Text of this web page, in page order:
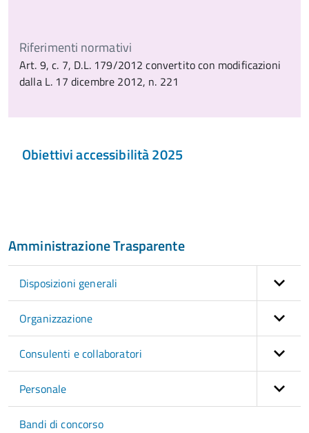
Riferimenti normativi
Art. 9, c. 7, D.L. 179/2012 convertito con modificazioni
dalla L. 17 dicembre 2012, n. 221
Obiettivi accessibilità 2025
Amministrazione Trasparente
Disposizioni generali
Organizzazione
Consulenti e collaboratori
Personale
Bandi di concorso